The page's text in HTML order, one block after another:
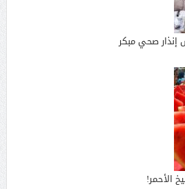
إنذار صحي مبكر
الأحمر!